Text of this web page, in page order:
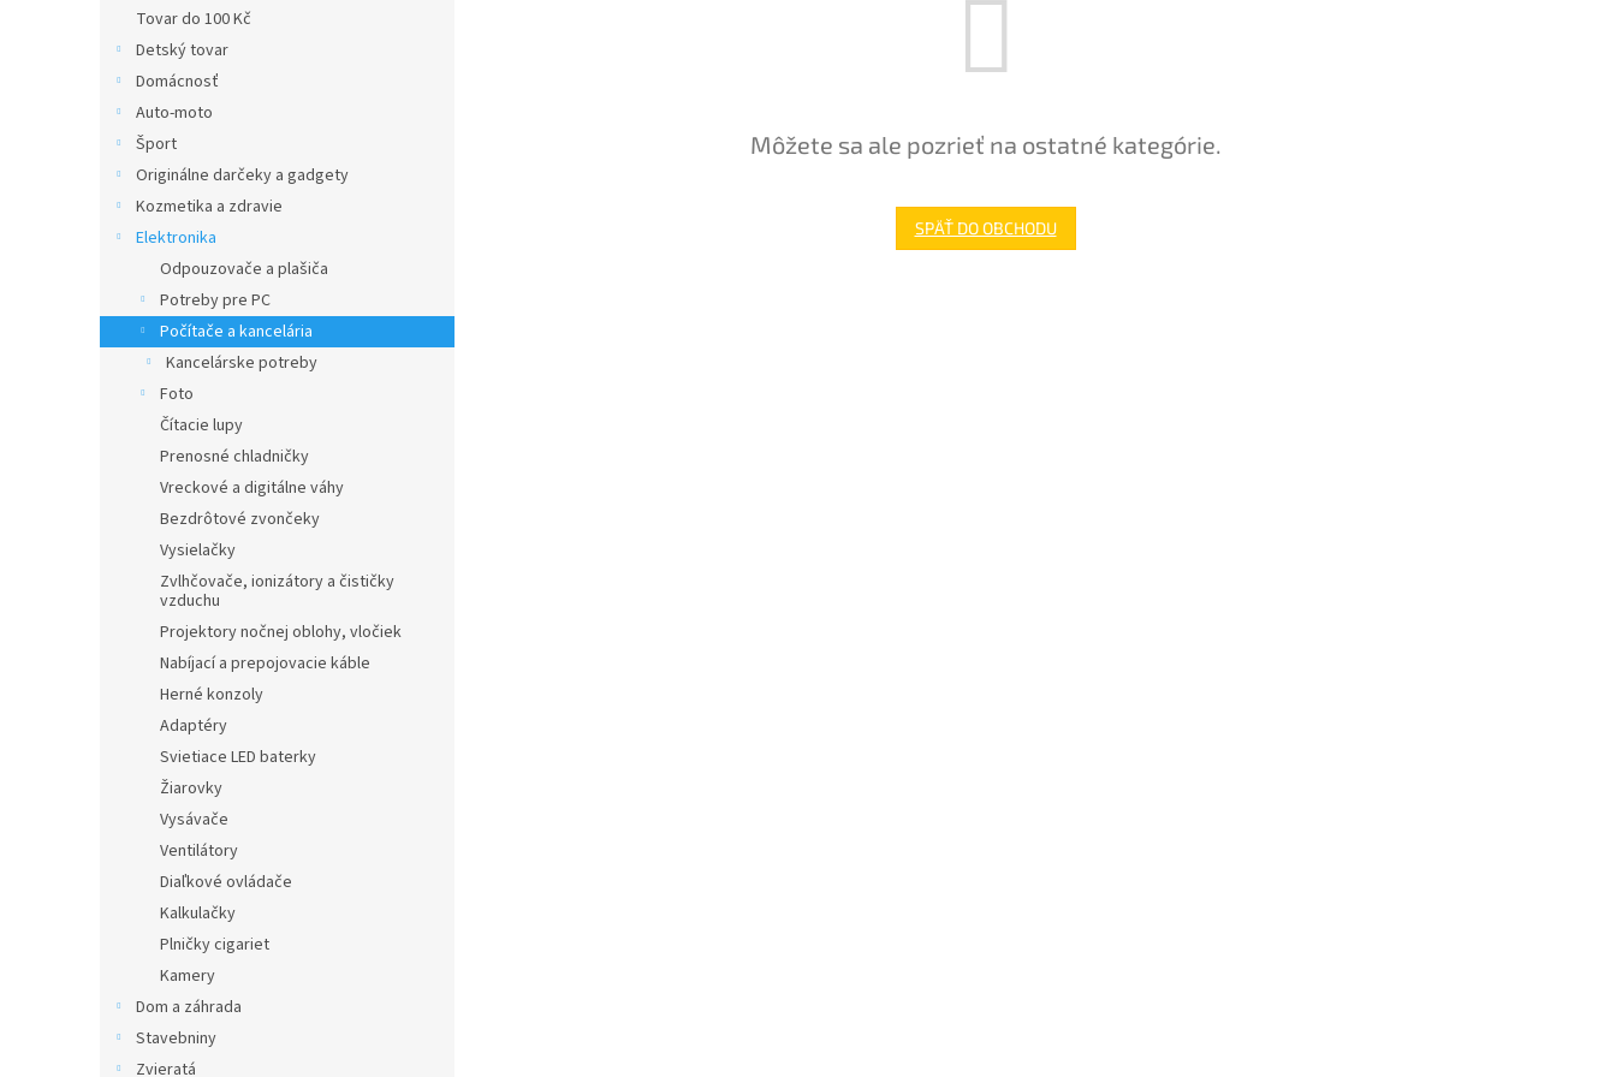
Tovar do 100 Kč
Detský tovar
Domácnosť
Auto-moto
Šport
Originálne darčeky a gadgety
Kozmetika a zdravie
Elektronika
Odpouzovače a plašiča
Potreby pre PC
Počítače a kancelária
Kancelárske potreby
Foto
Čítacie lupy
Prenosné chladničky
Vreckové a digitálne váhy
Bezdrôtové zvončeky
Vysielačky
Zvlhčovače, ionizátory a čističky
vzduchu
Projektory nočnej oblohy, vločiek
Nabíjací a prepojovacie káble
Herné konzoly
Adaptéry
Svietiace LED baterky
Žiarovky
Vysávače
Ventilátory
Diaľkové ovládače
Kalkulačky
Plničky cigariet
Kamery
Dom a záhrada
Stavebniny
Zvieratá
Môžete sa ale pozrieť na ostatné kategórie.
SPÄŤ DO OBCHODU